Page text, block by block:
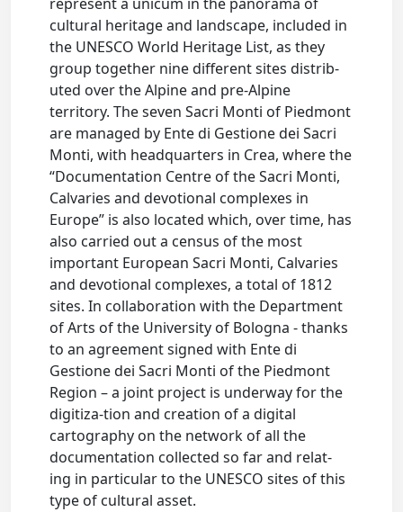
cultural heritage and landscape, included in
the UNESCO World Heritage List, as they
group together nine different sites distrib-
uted over the Alpine and pre-Alpine
territory. The seven Sacri Monti of Piedmont
are managed by Ente di Gestione dei Sacri
Monti, with headquarters in Crea, where the
“Documentation Centre of the Sacri Monti,
Calvaries and devotional complexes in
Europe” is also located which, over time, has
also carried out a census of the most
important European Sacri Monti, Calvaries
and devotional complexes, a total of 1812
sites. In collaboration with the Department
of Arts of the University of Bologna - thanks
to an agreement signed with Ente di
Gestione dei Sacri Monti of the Piedmont
Region – a joint project is underway for the
digitiza-tion and creation of a digital
cartography on the network of all the
documentation collected so far and relat-
ing in particular to the UNESCO sites of this
type of cultural asset.